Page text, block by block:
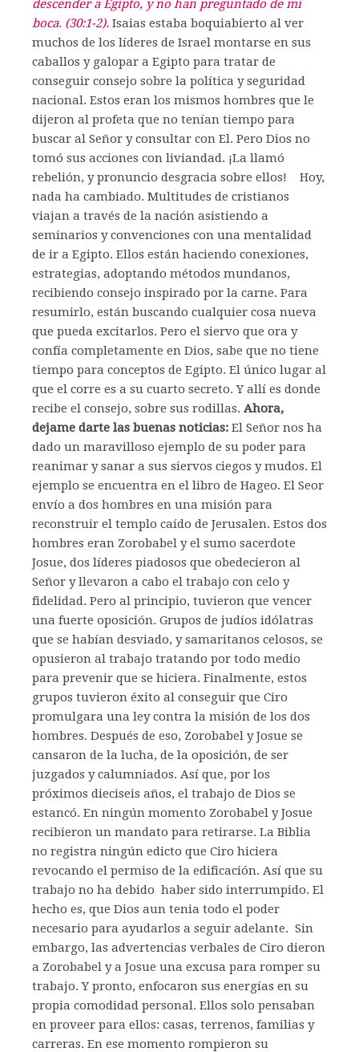
descender a Egipto, y no han preguntado de mi
boca. (30:1-2). Isaias estaba boquiabierto al ver
muchos de los líderes de Israel montarse en sus
caballos y galopar a Egipto para tratar de
conseguir consejo sobre la política y seguridad
nacional. Estos eran los mismos hombres que le
dijeron al profeta que no tenían tiempo para
buscar al Señor y consultar con El. Pero Dios no
tomó sus acciones con liviandad. ¡La llamó
rebelión, y pronuncio desgracia sobre ellos! Hoy,
nada ha cambiado. Multitudes de cristianos
viajan a través de la nación asistiendo a
seminarios y convenciones con una mentalidad
de ir a Egipto. Ellos están haciendo conexiones,
estrategias, adoptando métodos mundanos,
recibiendo consejo inspirado por la carne. Para
resumirlo, están buscando cualquier cosa nueva
que pueda excitarlos. Pero el siervo que ora y
confía completamente en Dios, sabe que no tiene
tiempo para conceptos de Egipto. El único lugar al
que el corre es a su cuarto secreto. Y allí es donde
recibe el consejo, sobre sus rodillas. Ahora,
dejame darte las buenas noticias: El Señor nos ha
dado un maravilloso ejemplo de su poder para
reanimar y sanar a sus siervos ciegos y mudos. El
ejemplo se encuentra en el libro de Hageo. El Seor
envío a dos hombres en una misión para
reconstruir el templo caído de Jerusalen. Estos dos
hombres eran Zorobabel y el sumo sacerdote
Josue, dos líderes piadosos que obedecieron al
Señor y llevaron a cabo el trabajo con celo y
fidelidad. Pero al principio, tuvieron que vencer
una fuerte oposición. Grupos de judíos idólatras
que se habían desviado, y samaritanos celosos, se
opusieron al trabajo tratando por todo medio
para prevenir que se hiciera. Finalmente, estos
grupos tuvieron éxito al conseguir que Ciro
promulgara una ley contra la misión de los dos
hombres. Después de eso, Zorobabel y Josue se
cansaron de la lucha, de la oposición, de ser
juzgados y calumniados. Así que, por los
próximos dieciseis años, el trabajo de Dios se
estancó. En ningún momento Zorobabel y Josue
recibieron un mandato para retirarse. La Biblia
no registra ningún edicto que Ciro hiciera
revocando el permiso de la edificación. Así que su
trabajo no ha debido haber sido interrumpido. El
hecho es, que Dios aun tenia todo el poder
necesario para ayudarlos a seguir adelante. Sin
embargo, las advertencias verbales de Ciro dieron
a Zorobabel y a Josue una excusa para romper su
trabajo. Y pronto, enfocaron sus energías en su
propia comodidad personal. Ellos solo pensaban
en proveer para ellos: casas, terrenos, familias y
carreras. En ese momento rompieron su